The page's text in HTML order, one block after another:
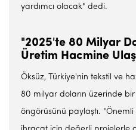
yardımcı olacak" dedi.
"2025'te 80 Milyar
Üretim Hacmine
Öksüz, Türkiye'nin tekstil ve
80 milyar doların üzerinde
öngörüsünü paylaştı.